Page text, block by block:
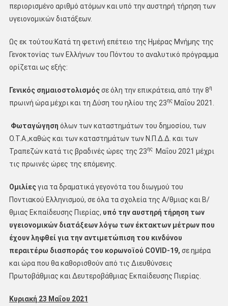
περιορισμένο αριθμό ατόμων και υπό την αυστηρή τήρηση των
υγειονομικών διατάξεων.
Ως εκ τούτου:Κατά τη φετινή επέτειο της Ημέρας Μνήμης της
Γενοκτονίας των Ελλήνων του Πόντου το αναλυτικό πρόγραμμα
ορίζεται ως εξής:
Γενικός σημαιοστολισμόςσε όλη την επικράτεια, από την 8η
πρωινή ώρα μέχρι και τη Δύση του ηλίου της 23ηςΜαΐου 2021.
Φωταγώγηση όλων των καταστημάτων του δημοσίου, των
Ο.Τ.Α.,καθώς και των καταστημάτων των Ν.Π.Δ.Δ. και των
Τραπεζών κατά τις βραδινές ώρες της 23ης
Μαΐου 2021 μέχρι
τις πρωινές ώρες της επόμενης.
Ομιλίεςγια τα δραματικά γεγονότα του διωγμού του
Ποντιακού Ελληνισμού, σε όλα τα σχολεία της Α/θμιας και Β/
θμιας Εκπαίδευσης Πιερίας, υπό την αυστηρή τήρηση των
υγειονομικών διατάξεων λόγω των έκτακτων μέτρων που
έχουν ληφθείγια την αντιμετώπιση του κινδύνου
περαιτέρω διασποράς του κορωνοϊού COVID-19, σε ημέρα
και ώρα που θα καθορισθούν από τις Διευθύνσεις
Πρωτοβάθμιας και Δευτεροβάθμιας Εκπαίδευσης Πιερίας.
Κυριακή 23 Μαΐου 2021